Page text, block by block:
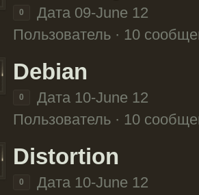
0
Дата 09-June 12
Пользователь · 10
Debian
0
Дата 10-June 12
Пользователь · 10
Distortion
0
Дата 10-June 12